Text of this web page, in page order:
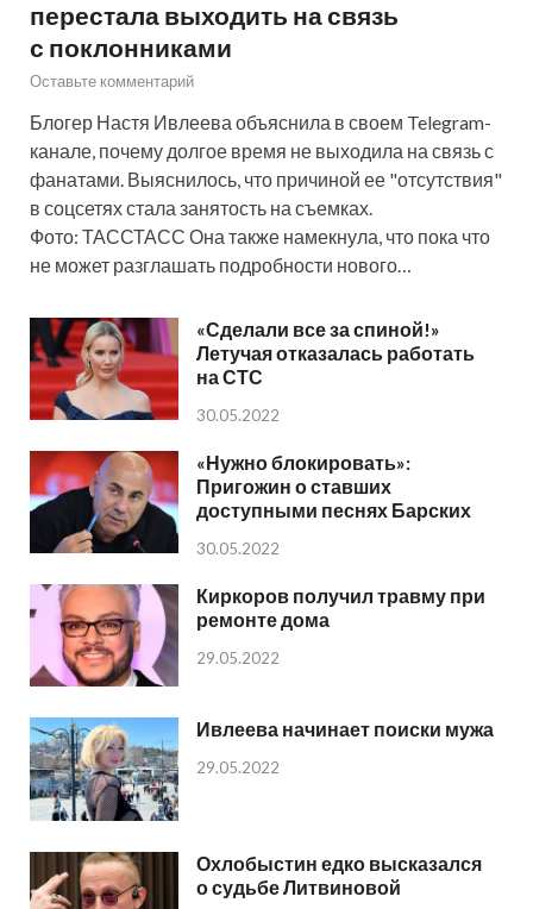
перестала выходить на связь
с поклонниками
Оставьте комментарий
Блогер Настя Ивлеева объяснила в своем Telegram-
канале, почему долгое время не выходила на связь с
фанатами. Выяснилось, что причиной ее "отсутствия"
в соцсетях стала занятость на съемках.
Фото: ТАССТАСС Она также намекнула, что пока что
не может разглашать подробности нового…
«Сделали все за спиной!»
Летучая отказалась работать
на СТС
30.05.2022
«Нужно блокировать»:
Пригожин о ставших
доступными песнях Барских
30.05.2022
Киркоров получил травму при
ремонте дома
29.05.2022
Ивлеева начинает поиски мужа
29.05.2022
Охлобыстин едко высказался
о судьбе Литвиновой